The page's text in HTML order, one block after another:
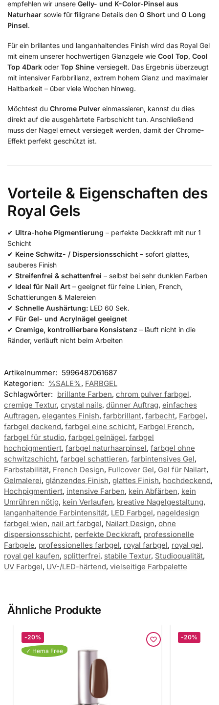
empfehlen wir unsere Gelly- und K-Color-Pinsel aus
Naturhaar sowie für filigrane Details den O Short und O Long
Pinsel.
Für ein brillantes und langanhaltendes Finish wird das Royal Gel
mit einem unserer hochwertigen Glanzgele wie Cool Top, Cool
Top 4Dark oder Top Shine versiegelt. Das Ergebnis überzeugt
mit intensiver Farbbrillanz, extrem hohem Glanz und maximaler
Haltbarkeit – über viele Wochen hinweg.
Möchtest du Chrome Pulver einmassieren, kannst du dies
direkt auf die ausgehärtete Farbschicht tun. Anschließend
muss der Nagel erneut versiegelt werden, damit der Chrome-
Effekt perfekt geschützt ist.
Vorteile & Eigenschaften des
Royal Gels
✔ Ultra-hohe Pigmentierung – perfekte Deckkraft mit nur 1
Schicht
✔ Keine Schwitz- / Dispersionsschicht – sofort glattes,
sauberes Finish
✔ Streifenfrei & schattenfrei – selbst bei sehr dunklen Farben
✔ Ideal für Nail Art – geeignet für feine Linien, French,
Schattierungen & Malereien
✔ Schnelle Aushärtung: LED 60 Sek.
✔ Für Gel- und Acrylnägel geeignet
✔ Cremige, kontrollierbare Konsistenz – läuft nicht in die
Ränder, verläuft nicht beim Arbeiten
Artikelnummer: 5996487061687
Kategorien: %SALE%, FARBGEL
Schlagwörter: brillante Farben, chrom pulver farbgel,
cremige Textur, crystal nails, dünner Auftrag, einfaches
Auftragen, elegantes Finish, farbbrillant, farbecht, Farbgel,
farbgel deckend, farbgel eine schicht, Farbgel French,
farbgel für studio, farbgel gelnägel, farbgel
hochpigmentiert, farbgel naturhaarpinsel, farbgel ohne
schwitzschicht, farbgel schattieren, farbintensives Gel,
Farbstabilität, French Design, Fullcover Gel, Gel für Nailart,
Gelmalerei, glänzendes Finish, glattes Finish, hochdeckend,
Hochpigmentiert, intensive Farben, kein Abfärben, kein
Umrühren nötig, kein Verlaufen, kreative Nagelgestaltung,
langanhaltende Farbintensität, LED Farbgel, nageldesign
farbgel wien, nail art farbgel, Nailart Design, ohne
dispersionsschicht, perfekte Deckkraft, professionelle
Farbgele, professionelles farbgel, royal farbgel, royal gel,
royal gel kaufen, splitterfrei, stabile Textur, Studioqualität,
UV Farbgel, UV-/LED-härtend, vielseitige Farbpalette
Ähnliche Produkte
-20%
✓ Hema Free
-20%